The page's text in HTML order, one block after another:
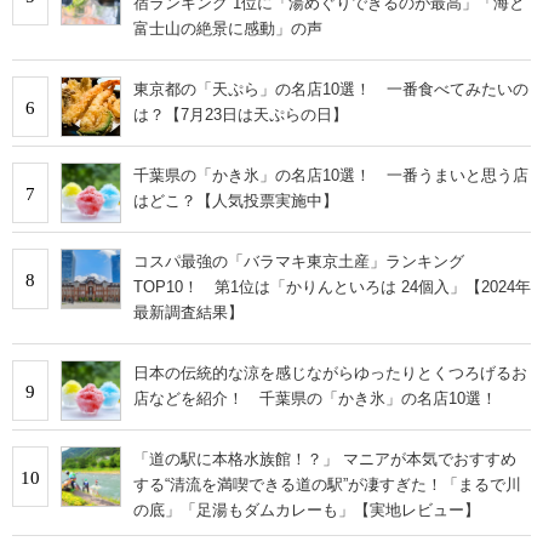
富士山の絶景に感動」の声
6
東京都の「天ぷら」の名店10選！ 一番食べてみたいの
は？【7月23日は天ぷらの日】
7
千葉県の「かき氷」の名店10選！ 一番うまいと思う店
はどこ？【人気投票実施中】
8
コスパ最強の「バラマキ東京土産」ランキング
TOP10！ 第1位は「かりんといろは 24個入」【2024年
最新調査結果】
9
日本の伝統的な涼を感じながらゆったりとくつろげるお
店などを紹介！ 千葉県の「かき氷」の名店10選！
10
「道の駅に本格水族館！？」 マニアが本気でおすすめ
する“清流を満喫できる道の駅”が凄すぎた！「まるで川
の底」「足湯もダムカレーも」【実地レビュー】